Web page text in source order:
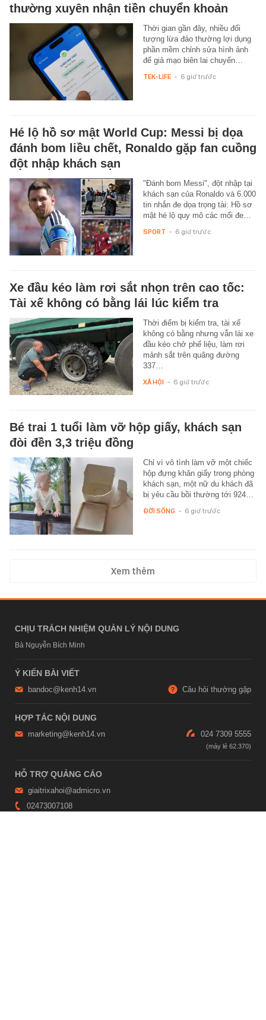
thường xuyên nhận tiền chuyển khoản
Thời gian gần đây, nhiều đối
tượng lừa đảo thường lợi dụng
phần mềm chỉnh sửa hình ảnh
để giả mạo biên lai chuyển…
TEK-LIFE - 6 giờ trước
Hé lộ hồ sơ mật World Cup: Messi bị dọa
đánh bom liều chết, Ronaldo gặp fan cuồng
đột nhập khách sạn
"Đánh bom Messi", đột nhập tại
khách sạn của Ronaldo và 6.000
tin nhắn đe dọa trọng tài: Hồ sơ
mật hé lộ quy mô các mối đe…
SPORT - 6 giờ trước
Xe đầu kéo làm rơi sắt nhọn trên cao tốc:
Tài xế không có bằng lái lúc kiểm tra
Thời điểm bị kiểm tra, tài xế
không có bằng nhưng vẫn lái xe
đầu kéo chở phế liệu, làm rơi
mảnh sắt trên quãng đường
337…
XÃ HỘI - 6 giờ trước
Bé trai 1 tuổi làm vỡ hộp giấy, khách sạn
đòi đền 3,3 triệu đồng
Chỉ vì vô tình làm vỡ một chiếc
hộp đựng khăn giấy trong phòng
khách sạn, một nữ du khách đã
bị yêu cầu bồi thường tới 924…
ĐỜI SỐNG - 6 giờ trước
Xem thêm
CHỊU TRÁCH NHIỆM QUẢN LÝ NỘI DUNG
Bà Nguyễn Bích Minh
Ý KIẾN BÀI VIẾT
bandoc@kenh14.vn Câu hỏi thường gặp
HỢP TÁC NỘI DUNG
marketing@kenh14.vn 024 7309 5555
HỖ TRỢ QUẢNG CÁO
giaitrixahoi@admicro.vn
02473007108